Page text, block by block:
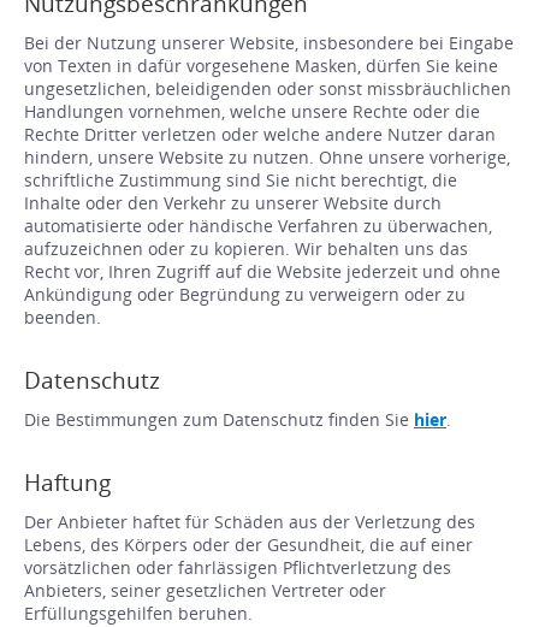
Bei der Nutzung unserer Website, insbesondere bei Eingabe
von Texten in dafür vorgesehene Masken, dürfen Sie keine
ungesetzlichen, beleidigenden oder sonst missbräuchlichen
Handlungen vornehmen, welche unsere Rechte oder die
Rechte Dritter verletzen oder welche andere Nutzer daran
hindern, unsere Website zu nutzen. Ohne unsere vorherige,
schriftliche Zustimmung sind Sie nicht berechtigt, die
Inhalte oder den Verkehr zu unserer Website durch
automatisierte oder händische Verfahren zu überwachen,
aufzuzeichnen oder zu kopieren. Wir behalten uns das
Recht vor, Ihren Zugriff auf die Website jederzeit und ohne
Ankündigung oder Begründung zu verweigern oder zu
beenden.
Datenschutz
Die Bestimmungen zum Datenschutz finden Sie hier.
Haftung
Der Anbieter haftet für Schäden aus der Verletzung des
Lebens, des Körpers oder der Gesundheit, die auf einer
vorsätzlichen oder fahrlässigen Pflichtverletzung des
Anbieters, seiner gesetzlichen Vertreter oder
Erfüllungsgehilfen beruhen.